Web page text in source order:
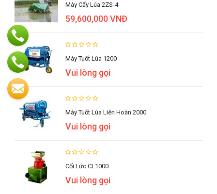
Máy Cấy Lúa 2ZS-4
59,600,000 VNĐ
Máy Tuốt Lúa 1200
Vui lòng gọi
Máy Tuốt Lúa Liên Hoàn 2000
Vui lòng gọi
Cối Lức CL1000
Vui lòng gọi